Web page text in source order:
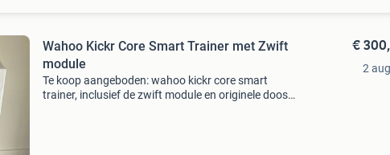
Wahoo Kickr Core Smart Trainer met Zwift
module
Te koop aangeboden: wahoo kickr core smart
trainer, inclusief de zwift module en originele doos.
€
2